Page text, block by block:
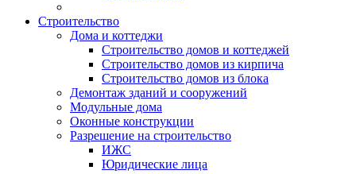
Строительство
Дома и коттеджи
Строительство домов и коттеджей
Строительство домов из кирпича
Строительство домов из блока
Демонтаж зданий и сооружений
Модульные дома
Оконные конструкции
Разрешение на строительство
ИЖС
Юридические лица